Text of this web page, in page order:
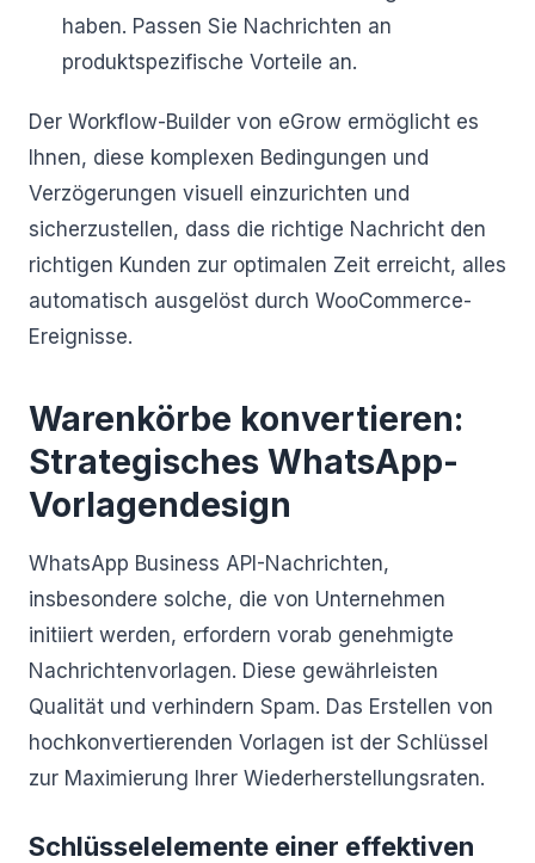
haben. Passen Sie Nachrichten an
produktspezifische Vorteile an.
Der Workflow-Builder von eGrow ermöglicht es
Ihnen, diese komplexen Bedingungen und
Verzögerungen visuell einzurichten und
sicherzustellen, dass die richtige Nachricht den
richtigen Kunden zur optimalen Zeit erreicht, alles
automatisch ausgelöst durch WooCommerce-
Ereignisse.
Warenkörbe konvertieren:
Strategisches WhatsApp-
Vorlagendesign
WhatsApp Business API-Nachrichten,
insbesondere solche, die von Unternehmen
initiiert werden, erfordern vorab genehmigte
Nachrichtenvorlagen. Diese gewährleisten
Qualität und verhindern Spam. Das Erstellen von
hochkonvertierenden Vorlagen ist der Schlüssel
zur Maximierung Ihrer Wiederherstellungsraten.
Schlüsselelemente einer effektiven